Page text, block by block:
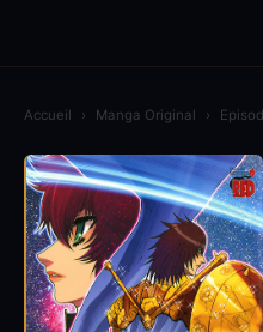
Accueil › Manga Original ›